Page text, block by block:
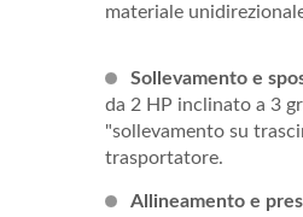
materiale
Sollevamento e
da 2 HP inclinato a 3
"sollevamento su
trasportatore.
Allineamento e
Segatrice A
Automatica
Doppia